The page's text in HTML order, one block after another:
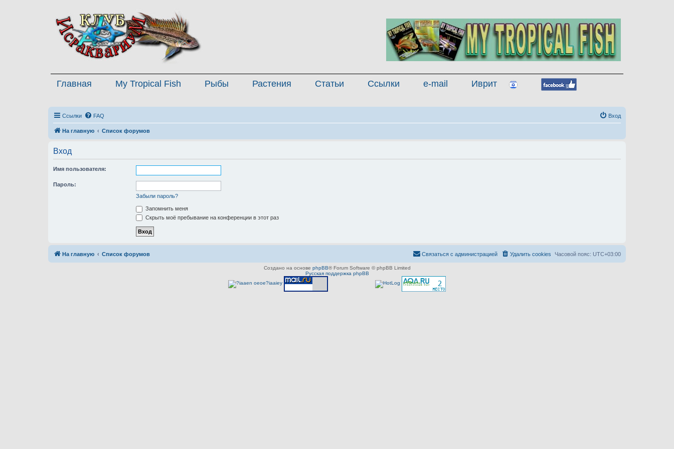
Главная My Tropical Fish Рыбы Растения Статьи Ссылки e-mail Иврит
Ссылки FAQ Вход
На главную Список форумов
Вход
Имя пользователя:
Пароль:
Забыли пароль?
Запомнить меня
Скрыть моё пребывание на конференции в этот раз
На главную Список форумов Часовой пояс: UTC+03:00
Удалить cookies
Связаться с администрацией
Создано на основе phpBB® Forum Software © phpBB Limited
Русская поддержка phpBB